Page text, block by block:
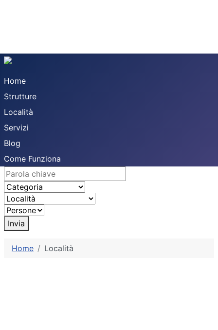
Home
Strutture
Località
Servizi
Blog
Come Funziona
Invia
Home Località